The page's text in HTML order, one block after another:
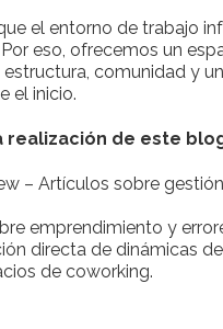
el entorno de trabajo
eso, ofrecemos un
comunidad y
el inicio.
realización de este
– Artículos sobre
emprendimiento y
directa de dinámicas
de coworking.